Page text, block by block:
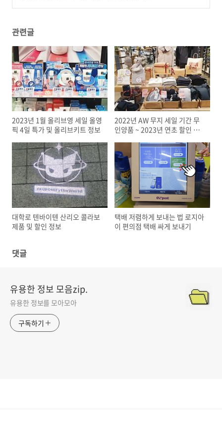
관련글
2023년 1월 올리브영 세일 올영
픽 4일 특가 및 올리브키트 정보
2022년 AW 무지 세일 기간 무
인양품 ~ 2023년 연초 할인 정
대학로 텐바이텐 산리오 콜라보
제품 및 할인 정보
택배 저렴하게 보내는 법 로지아
이 편의점 택배 싸게 보내기
댓글
유용한 정보 모음zip.
유용한 정보를 모아모아
구독하기